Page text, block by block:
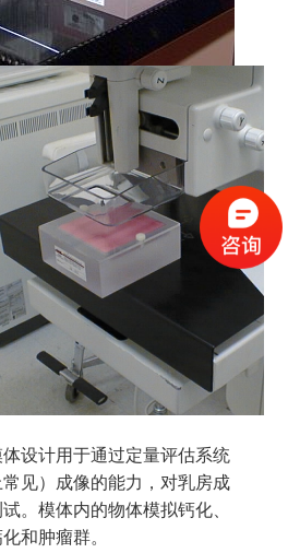
设计用于通过定量评估系统
见）成像的能力，对乳房成
。模体内的物体模拟钙化、
和肿瘤群。